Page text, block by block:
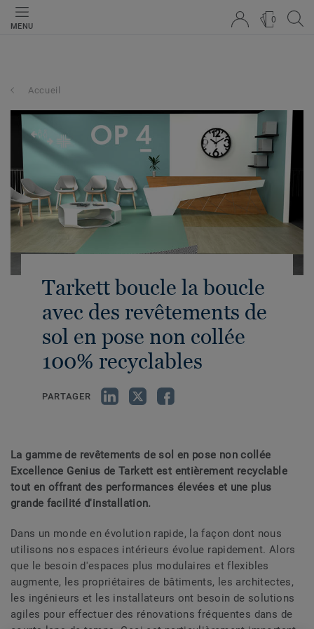
MENU
0
Accueil
Tarkett boucle la boucle
avec des revêtements de
sol en pose non collée
100% recyclables
PARTAGER
La gamme de revêtements de sol en pose non collée
Excellence Genius de Tarkett est entièrement recyclable
tout en offrant des performances élevées et une plus
grande facilité d'installation.
Dans un monde en évolution rapide, la façon dont nous
utilisons nos espaces intérieurs évolue rapidement. Alors
que le besoin d'espaces plus modulaires et flexibles
augmente, les propriétaires de bâtiments, les architectes,
les ingénieurs et les installateurs ont besoin de solutions
agiles pour effectuer des rénovations fréquentes dans de